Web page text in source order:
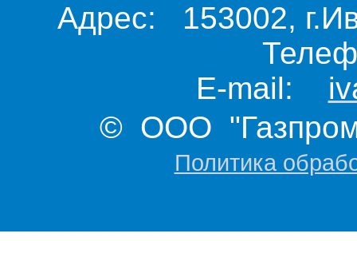
Адрес: 153002,
E-mail:
© ООО "Газпром
Политика